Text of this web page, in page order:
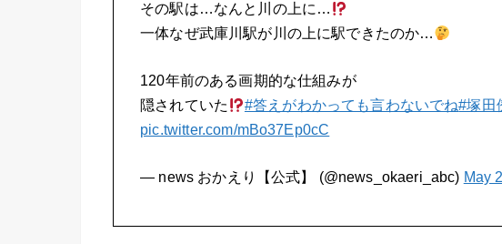
その駅は…なんと川の上に…
一体なぜ武庫川駅が川の上に駅できたのか…
120年前のある画期的な仕組みが
隠されていた
#答えがわかっても言わないでね#塚田
pic.twitter.com/mBo37Ep0cC
— news おかえり【公式】 (@news_okaeri_abc) May